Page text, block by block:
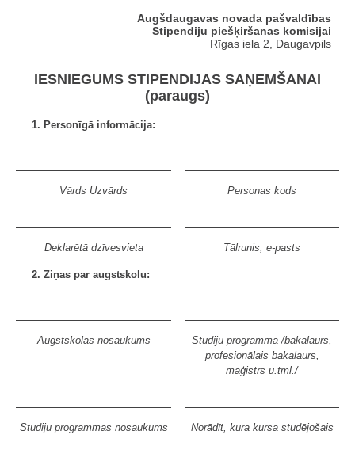
Augšdaugavas novada pašvaldības
Stipendiju piešķiršanas komisijai
Rīgas iela 2, Daugavpils
IESNIEGUMS STIPENDIJAS SAŅEMŠANAI
(paraugs)
1. Personīgā informācija:
Vārds Uzvārds Personas kods
Deklarētā dzīvesvieta Tālrunis, e-pasts
2. Ziņas par augstskolu:
Augstskolas nosaukums
Studiju programma /bakalaurs,
profesionālais bakalaurs,
maģistrs u.tml./
Studiju programmas nosaukums Norādīt, kura kursa studējošais